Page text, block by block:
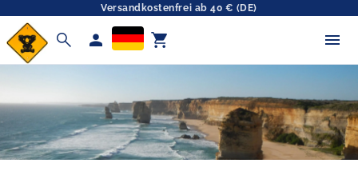
Versandkostenfrei ab 40 € (DE)
search person shopping_cart